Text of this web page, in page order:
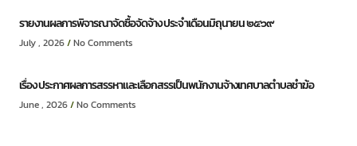
รายงานผลการพิจารณาจัดซื้อจัดจ้าง ประจำเดือนมิถุนายน ๒๕๖๙
July , 2026 No Comments
เรื่อง ประกาศผลการสรรหาและเลือกสรรเป็นพนักงานจ้างเทศบาลตำบลชำฆ้อ
June , 2026 No Comments